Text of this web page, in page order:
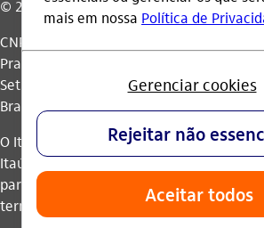
© 2026 Itaú Unibanco Holding S.A.
CNPJ: 60.872.504/0001-23
Praça Alfredo Egydio de Souza Aranha,
Setubal, Parque Jabaquara - CEP 04344-
Brasil.
O Itaú Unibanco Holding S.A. é
Itaú Unibanco e possui autorização do
para operar como banco múltiplo e
termos da legislação vigente.